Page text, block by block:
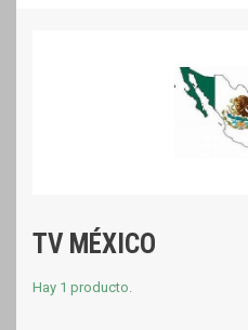
TV MÉXICO
Hay 1 producto.